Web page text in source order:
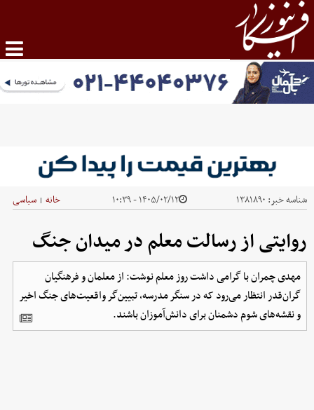
شناسه خبر: ۱۳۸۱۸۹۰ ۱۴۰۵/۰۲/۱۲ - ۱۰:۳۹ خانه | سیاسی
روایتی از رسالت معلم در میدان جنگ
مهدی چمران با گرامی داشت روز معلم نوشت: از معلمان و فرهنگیان
گران‌قدر انتظار می‌رود که در سنگر مدرسه، تبیین‌گر واقعیت‌های جنگ اخیر
و نقشه‌های شوم دشمنان برای دانش‌آموزان باشند.